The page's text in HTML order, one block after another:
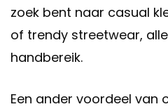
zoek bent naar casual
of trendy streetwear,
handbereik.
Een ander voordeel van